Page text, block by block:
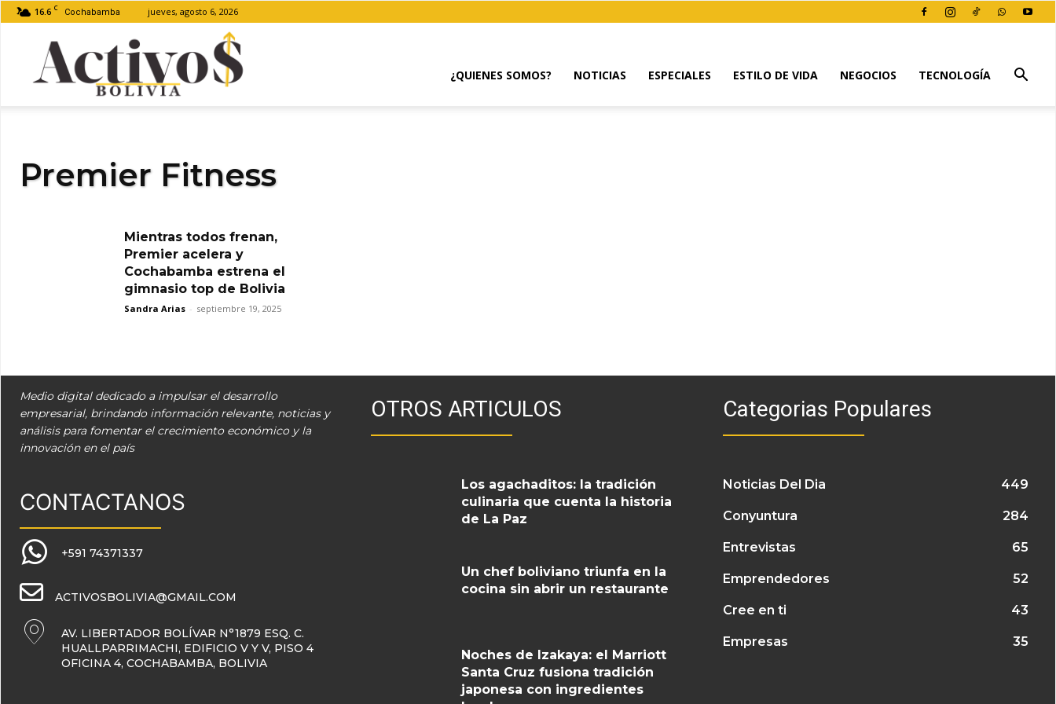
16.6 C Cochabamba jueves, agosto 6, 2026
¿QUIENES SOMOS? NOTICIAS ESPECIALES ESTILO DE VIDA NEGOCIOS TECNOLOGÍA
Premier Fitness
Mientras todos frenan,
Premier acelera y
Cochabamba estrena el
gimnasio top de Bolivia
Sandra Arias - septiembre 19, 2025
Medio digital dedicado a impulsar el desarrollo
empresarial, brindando información relevante, noticias y
análisis para fomentar el crecimiento económico y la
innovación en el país
CONTACTANOS
+591 74371337
ACTIVOSBOLIVIA@GMAIL.COM
AV. LIBERTADOR BOLÍVAR N°1879 ESQ. C.
HUALLPARRIMACHI, EDIFICIO V Y V, PISO 4
OFICINA 4, COCHABAMBA, BOLIVIA
OTROS ARTICULOS
Los agachaditos: la tradición
culinaria que cuenta la historia
de La Paz
Un chef boliviano triunfa en la
cocina sin abrir un restaurante
Noches de Izakaya: el Marriott
Santa Cruz fusiona tradición
japonesa con ingredientes
Categorias Populares
Noticias Del Dia 449
Conyuntura 284
Entrevistas 65
Emprendedores 52
Cree en ti 43
Empresas 35